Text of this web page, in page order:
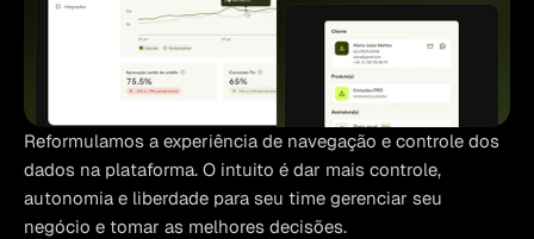
Reformulamos a experiência de navegação e controle dos
dados na plataforma. O intuito é dar mais controle,
autonomia e liberdade para seu time gerenciar seu
negócio e tomar as melhores decisões.